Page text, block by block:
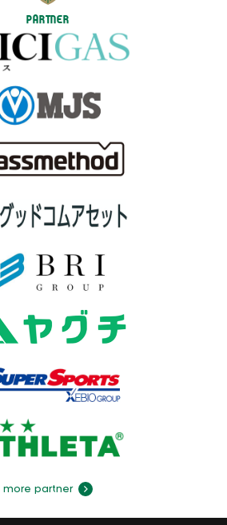
PARTNER
more partner